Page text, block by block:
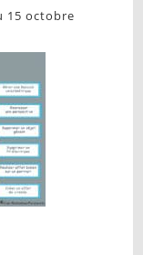
15 octobre